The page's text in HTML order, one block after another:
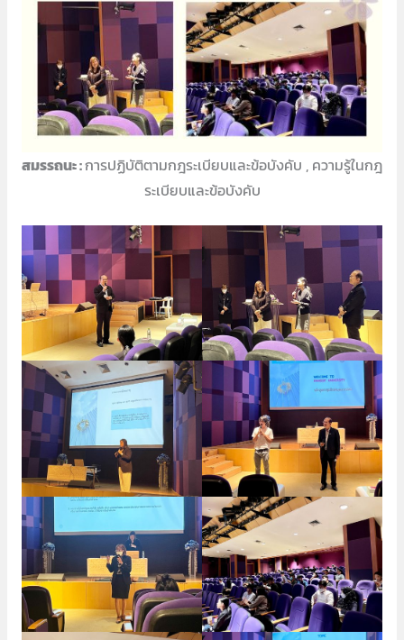
สมรรถนะ :การปฏิบัติตามกฎระเบียบและข้อบังคับ , ความรู้ในกฎ
ระเบียบและข้อบังคับ